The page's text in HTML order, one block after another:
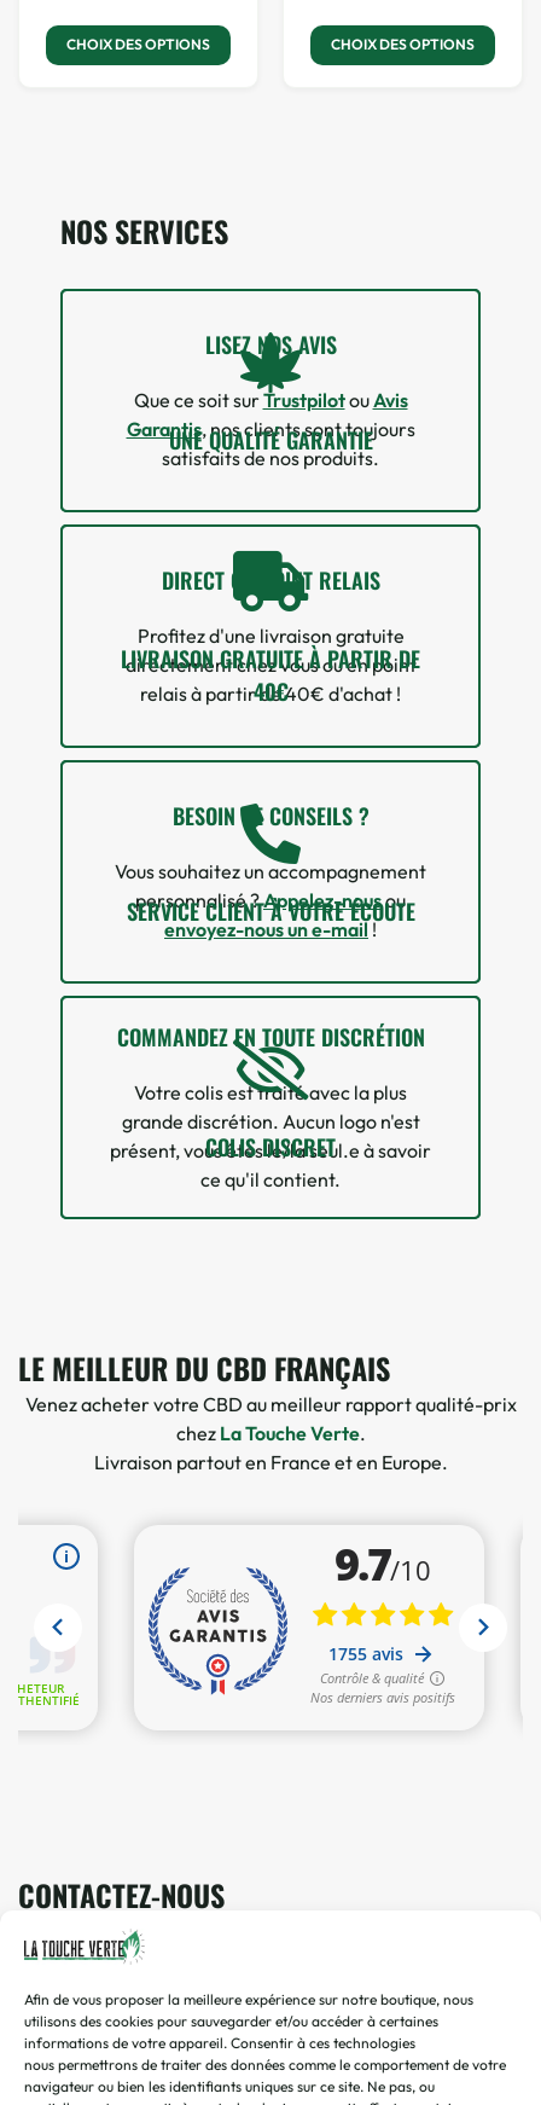
Afin de vous proposer la meilleure expérience sur notre boutique, nous
utilisons des cookies pour sauvegarder et/ou accéder à certaines
informations de votre appareil. Consentir à ces technologies
nous permettrons de traiter des données comme le comportement de votre
navigateur ou bien les identifiants uniques sur ce site. Ne pas, ou
CHOIX DES OPTIONS CHOIX DES OPTIONS
NOS SERVICES
UNE QUALITÉ GARANTIE
LISEZ NOS AVIS
Que ce soit surTrustpilotouAvis
Garantis, nos clients sont toujours
satisfaits de nos produits.
LIVRAISON GRATUITE À PARTIR DE
40€
DIRECT OU POINT RELAIS
Profitez d'une livraison gratuite
directement chez vous ou en point
relais à partir de 40€ d'achat !
SERVICE CLIENT À VOTRE ÉCOUTE
BESOIN DE CONSEILS ?
Vous souhaitez un accompagnement
personnalisé ?Appelez-nousou
envoyez-nous un e-mail!
COLIS DISCRET
COMMANDEZ EN TOUTE DISCRÉTION
Votre colis est traité avec la plus
grande discrétion. Aucun logo n'est
présent, vous êtes le/la seul.e à savoir
ce qu'il contient.
LE MEILLEUR DU CBD FRANÇAIS
Venez acheter votre CBD au meilleur rapport qualité-prix
chez La Touche Verte.
Livraison partout en France et en Europe.
CONTACTEZ-NOUS
Vous avez une question ? Une demande ? Envoyez-nous un
mail !
contact@toucheverte.fr
Vous préférez discuter de vive voix ? Appelez-nous !
07 45 48 16 58